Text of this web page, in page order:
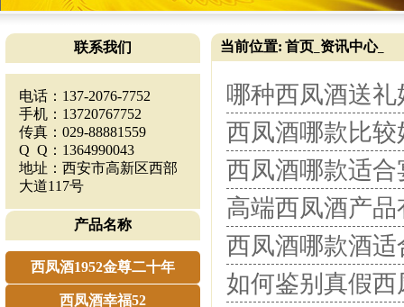
联系我们
电话：137-2076-7752
手机：13720767752
传真：029-88881559
Q Q：1364990043
地址：西安市高新区西部
大道117号
产品名称
西凤酒1952金尊二十年
西凤酒幸福52
当前位置: 首页 资讯中心_
哪种西凤酒送
西凤酒哪款比较
西凤酒哪款适合
高端西凤酒产
西凤酒哪款酒适
如何鉴别真假